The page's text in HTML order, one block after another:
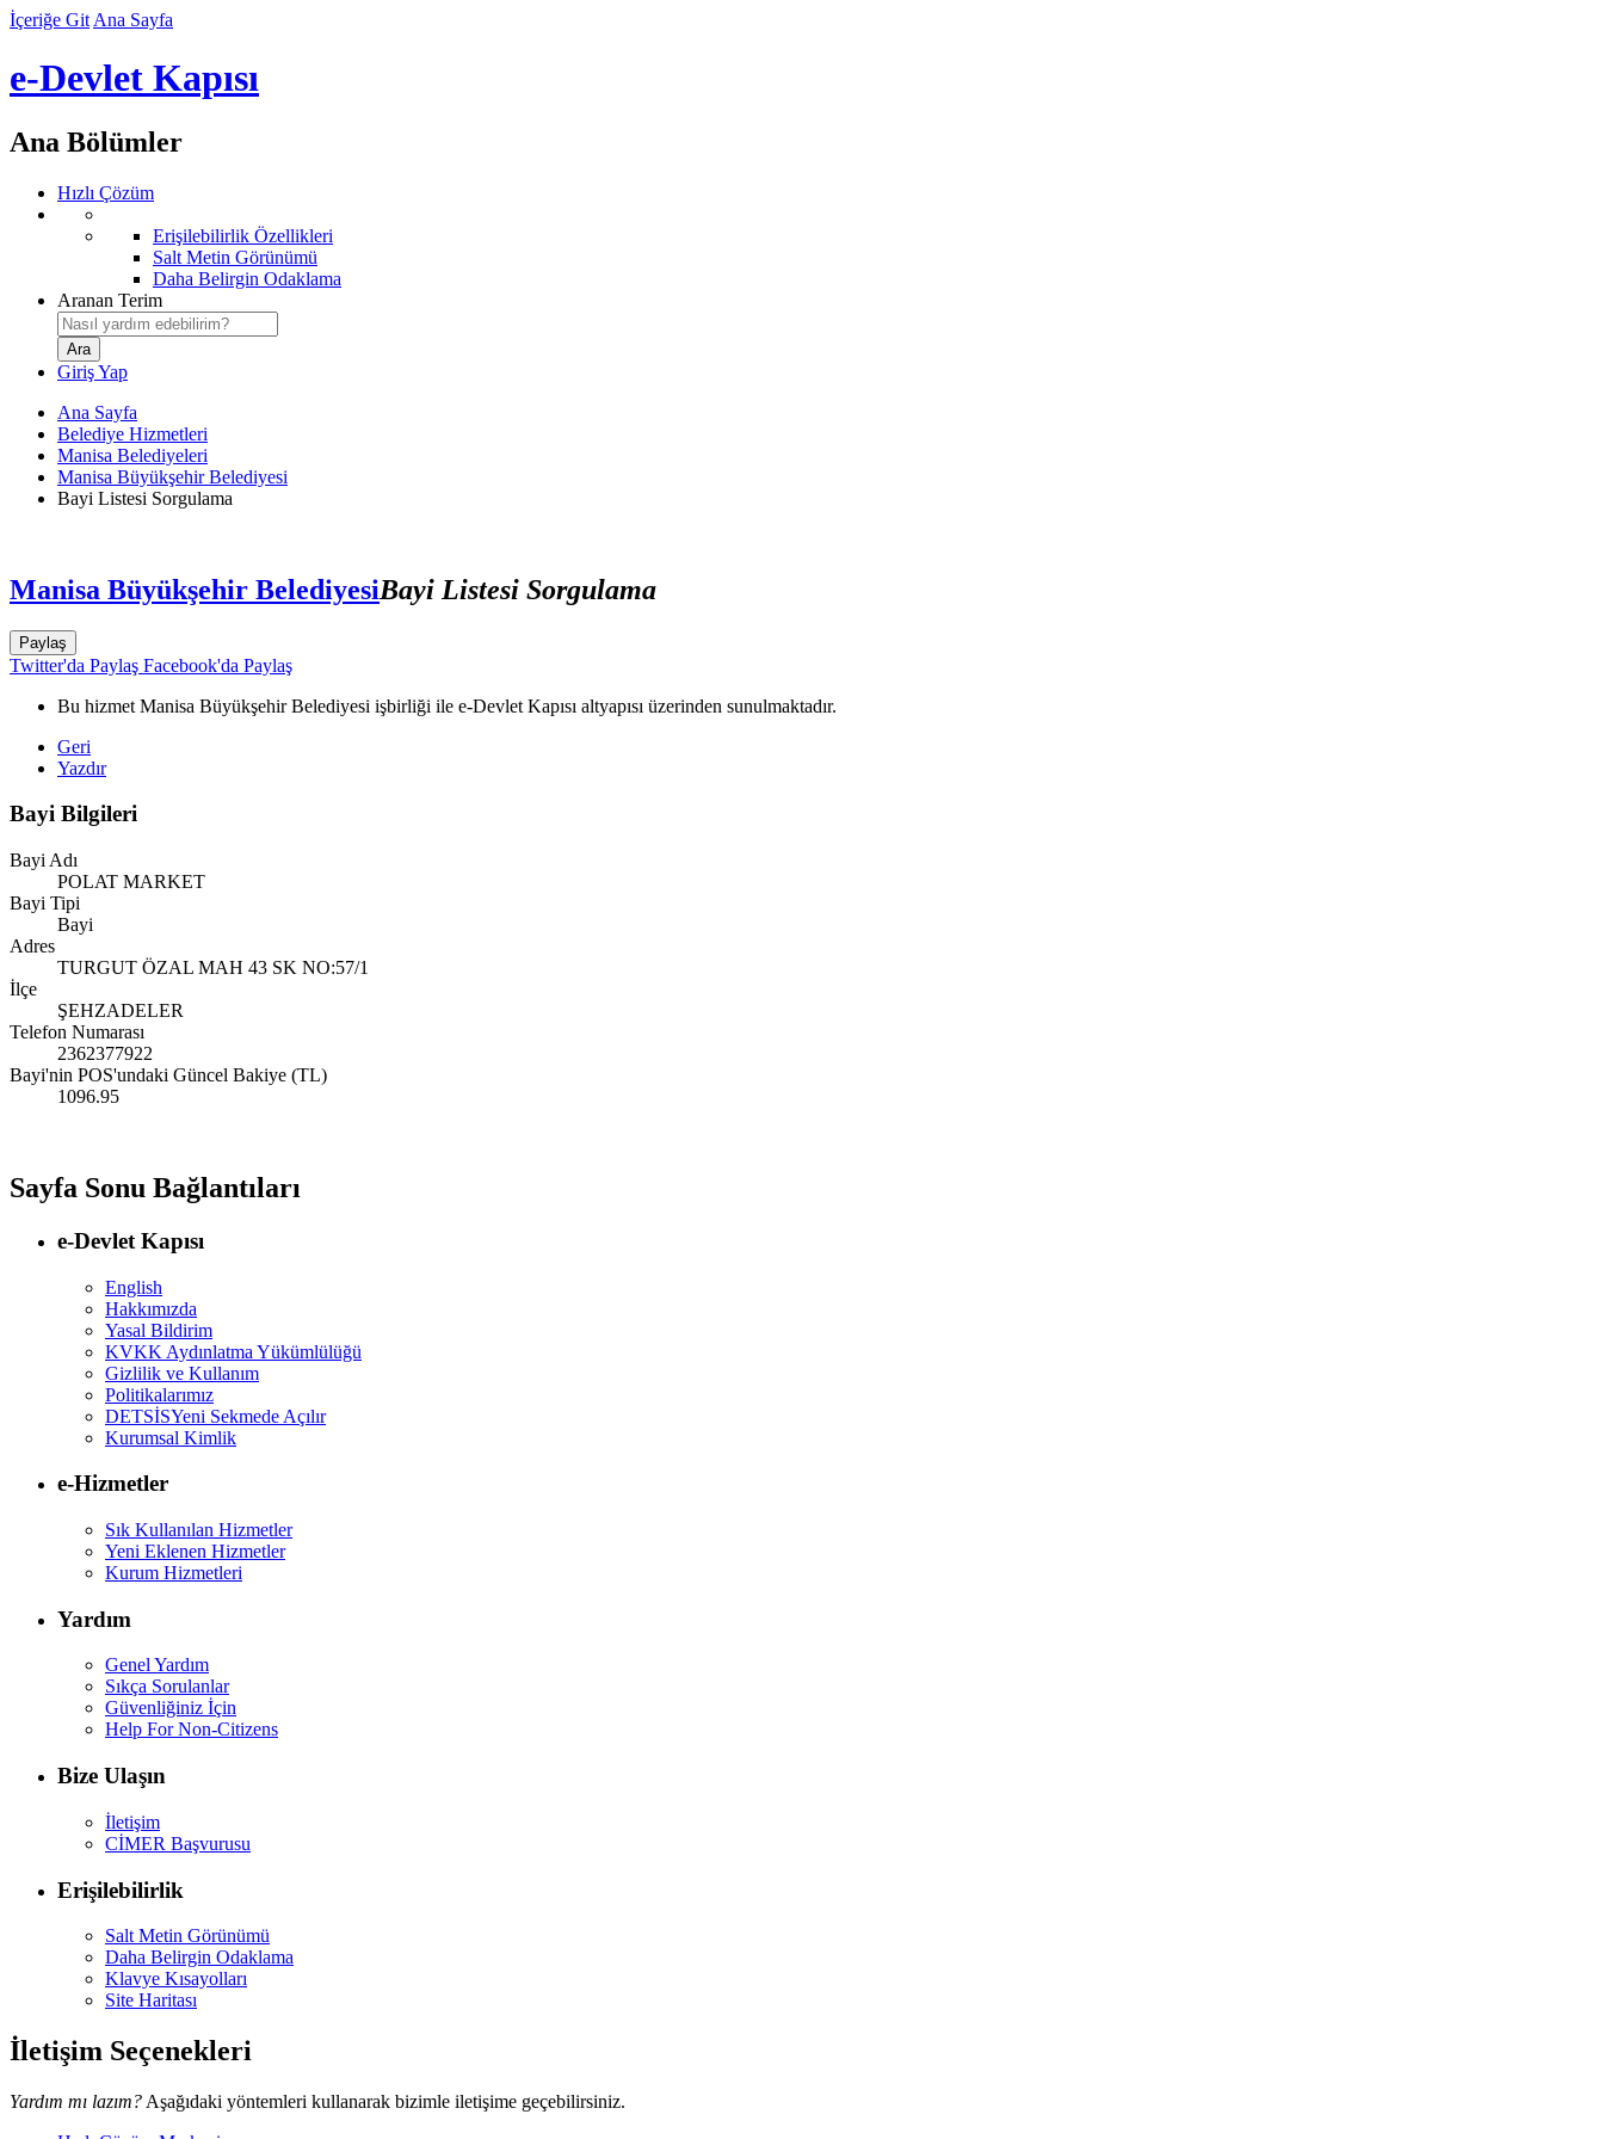
İçeriğe Git Ana Sayfa
e-Devlet Kapısı
Ana Bölümler
Hızlı Çözüm
Erişilebilirlik Özellikleri
Salt Metin Görünümü
Daha Belirgin Odaklama
Aranan Terim
Giriş Yap
Ana Sayfa
Belediye Hizmetleri
Manisa Belediyeleri
Manisa Büyükşehir Belediyesi
Bayi Listesi Sorgulama
Manisa Büyükşehir BelediyesiBayi Listesi Sorgulama
Paylaş
Twitter'da Paylaş Facebook'da Paylaş
Bu hizmet Manisa Büyükşehir Belediyesi işbirliği ile e-Devlet Kapısı altyapısı üzerinden sunulmaktadır.
Geri
Yazdır
Bayi Bilgileri
Bayi Adı
POLAT MARKET
Bayi Tipi
Bayi
Adres
TURGUT ÖZAL MAH 43 SK NO:57/1
İlçe
ŞEHZADELER
Telefon Numarası
2362377922
Bayi'nin POS'undaki Güncel Bakiye (TL)
1096.95
Sayfa Sonu Bağlantıları
e-Devlet Kapısı
English
Hakkımızda
Yasal Bildirim
KVKK Aydınlatma Yükümlülüğü
Gizlilik ve Kullanım
Politikalarımız
DETSİSYeni Sekmede Açılır
Kurumsal Kimlik
e-Hizmetler
Sık Kullanılan Hizmetler
Yeni Eklenen Hizmetler
Kurum Hizmetleri
Yardım
Genel Yardım
Sıkça Sorulanlar
Güvenliğiniz İçin
Help For Non-Citizens
Bize Ulaşın
İletişim
CİMER Başvurusu
Erişilebilirlik
Salt Metin Görünümü
Daha Belirgin Odaklama
Klavye Kısayolları
Site Haritası
İletişim Seçenekleri
Yardım mı lazım? Aşağıdaki yöntemleri kullanarak bizimle iletişime geçebilirsiniz.